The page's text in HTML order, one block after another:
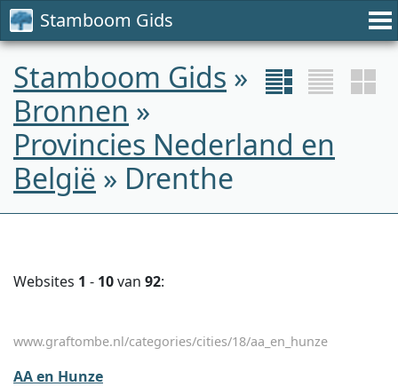
Stamboom Gids
Stamboom Gids »
Bronnen »
Provincies Nederland en
België » Drenthe
Websites 1 - 10van 92:
www.graftombe.nl/categories/cities/18/aa_en_hunze
AA en Hunze